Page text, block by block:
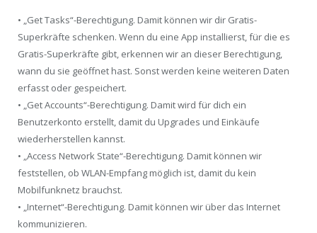
• „Get Tasks“-Berechtigung. Damit können wir dir Gratis-
Superkräfte schenken. Wenn du eine App installierst, für die es
Gratis-Superkräfte gibt, erkennen wir an dieser Berechtigung,
wann du sie geöffnet hast. Sonst werden keine weiteren Daten
erfasst oder gespeichert.
• „Get Accounts“-Berechtigung. Damit wird für dich ein
Benutzerkonto erstellt, damit du Upgrades und Einkäufe
wiederherstellen kannst.
• „Access Network State“-Berechtigung. Damit können wir
feststellen, ob WLAN-Empfang möglich ist, damit du kein
Mobilfunknetz brauchst.
• „Internet“-Berechtigung. Damit können wir über das Internet
kommunizieren.